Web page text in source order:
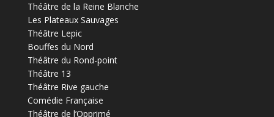
Théâtre de la Reine Blanche
Les Plateaux Sauvages
Théâtre Lepic
Bouffes du Nord
Théâtre du Rond-point
Théâtre 13
Théâtre Rive gauche
Comédie Française
Théâtre de l’Opprimé